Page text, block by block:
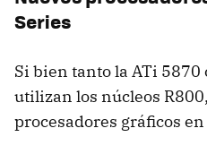
Series
Si bien tanto la ATi 5870
utilizan los núcleos
procesadores gráficos